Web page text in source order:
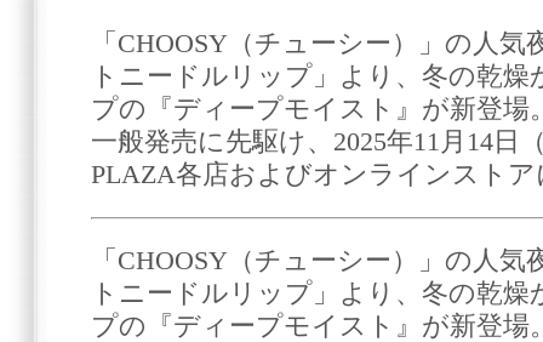
「CHOOSY（チューシー）」の人
トニードルリップ」より、冬の乾
プの『ディープモイスト』が新登場
一般発売に先駆け、2025年11月14日
PLAZA各店およびオンラインスト
「CHOOSY（チューシー）」の人
トニードルリップ」より、冬の乾
プの『ディープモイスト』が新登場